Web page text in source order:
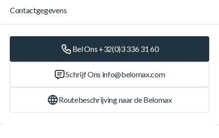
Contactgegevens
Bel Ons +32(0)3 336 31 60
Schrijf Ons info@belomax.com
Routebeschrijving naar de Belomax